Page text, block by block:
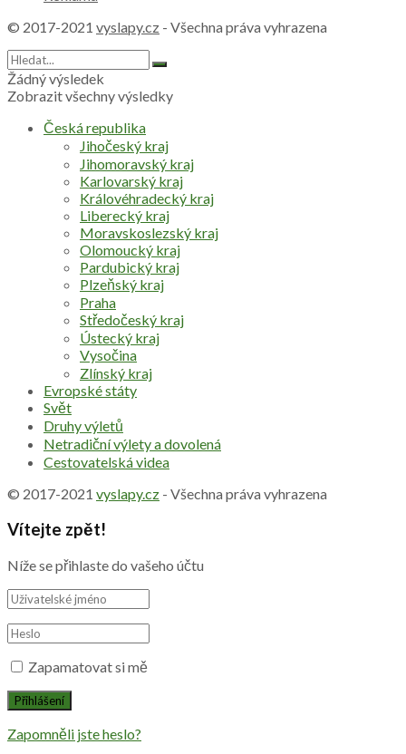
© 2017-2021 vyslapy.cz - Všechna práva vyhrazena
Žádný výsledek
Zobrazit všechny výsledky
Česká republika
Jihočeský kraj
Jihomoravský kraj
Karlovarský kraj
Královéhradecký kraj
Liberecký kraj
Moravskoslezský kraj
Olomoucký kraj
Pardubický kraj
Plzeňský kraj
Praha
Středočeský kraj
Ústecký kraj
Vysočina
Zlínský kraj
Evropské státy
Svět
Druhy výletů
Netradiční výlety a dovolená
Cestovatelská videa
© 2017-2021 vyslapy.cz - Všechna práva vyhrazena
Vítejte zpět!
Níže se přihlaste do vašeho účtu
Zapamatovat si mě
Zapomněli jste heslo?